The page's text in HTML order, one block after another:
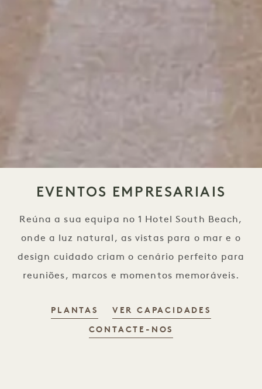
EVENTOS EMPRESARIAIS
Reúna a sua equipa no 1 Hotel South Beach,
onde a luz natural, as vistas para o mar e o
design cuidado criam o cenário perfeito para
reuniões, marcos e momentos memoráveis.
PLANTAS VER CAPACIDADES
CONTACTE-NOS